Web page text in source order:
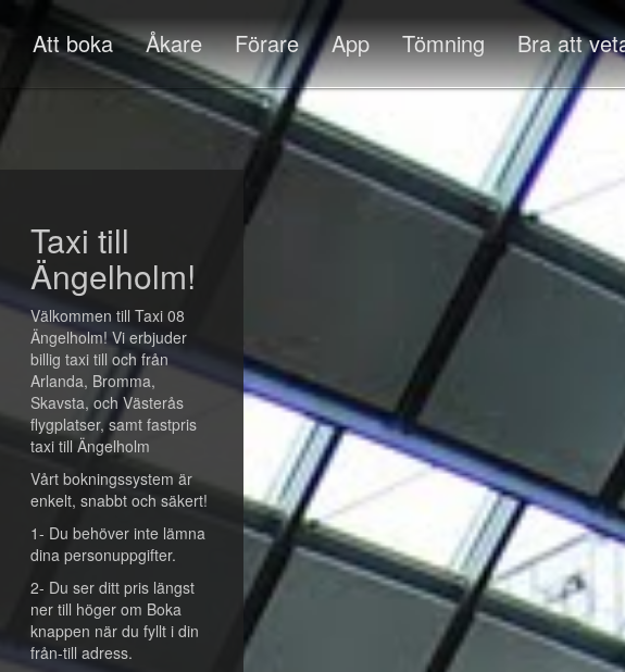
Att boka Åkare Förare App Tömning Bra att
Taxi till
Ängelholm!
Välkommen till Taxi 08
Ängelholm! Vi erbjuder
billig taxi till och från
Arlanda, Bromma,
Skavsta, och Västerås
flygplatser, samt fastpris
taxi till Ängelholm
Vårt bokningssystem är
enkelt, snabbt och säkert!
1- Du behöver inte lämna
dina personuppgifter.
2- Du ser ditt pris längst
ner till höger om Boka
knappen när du fyllt i din
från-till adress.